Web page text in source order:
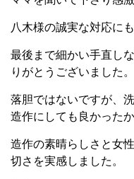
八木様の誠実な対応に
最後まで細かい手直し
りがとうございました。
落胆ではないですが、
造作にしても良かった
造作の素晴らしさと女
切さを実感しました。